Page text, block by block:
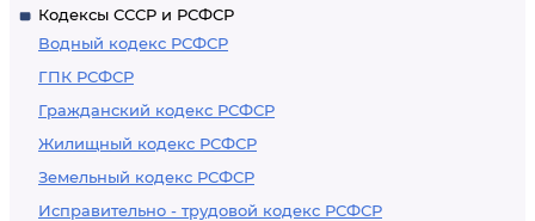
Кодексы СССР и РСФСР
Водный кодекс РСФСР
ГПК РСФСР
Гражданский кодекс РСФСР
Жилищный кодекс РСФСР
Земельный кодекс РСФСР
Исправительно - трудовой кодекс РСФСР